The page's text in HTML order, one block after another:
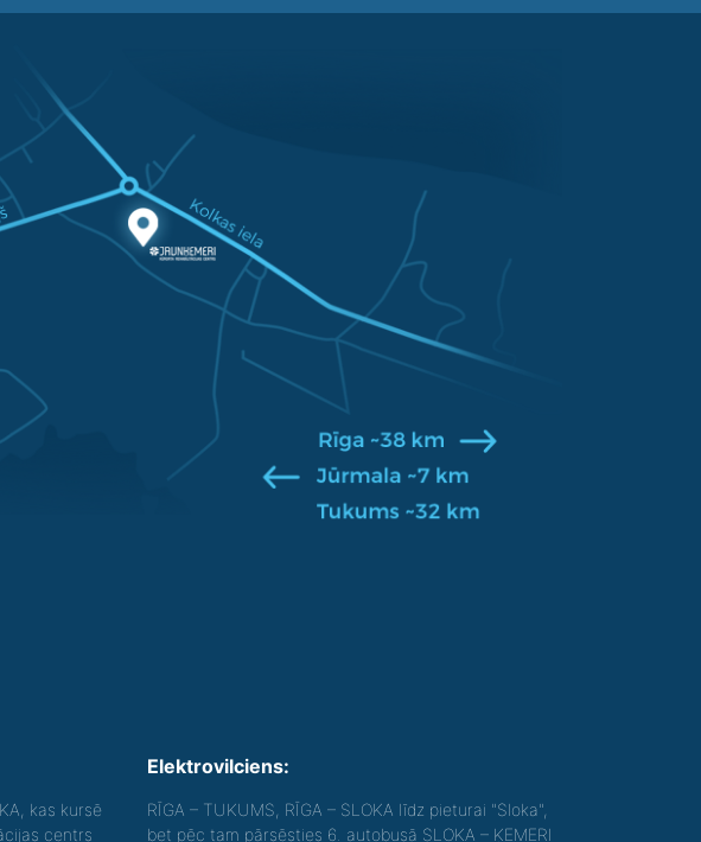
kas kursē
centrs
Elektrovilciens:
RĪGA – TUKUMS, RĪGA – SLOKA līdz pieturai "Sloka",
bet pēc tam pārsēsties 6. autobusā SLOKA – ĶEMERI